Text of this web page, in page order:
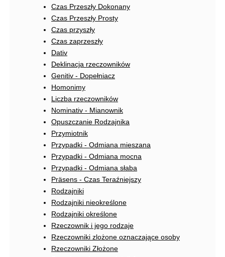
Czas Przeszły Dokonany
Czas Przeszły Prosty
Czas przyszły
Czas zaprzeszły
Dativ
Deklinacja rzeczowników
Genitiv - Dopełniacz
Homonimy
Liczba rzeczowników
Nominativ - Mianownik
Opuszczanie Rodzajnika
Przymiotnik
Przypadki - Odmiana mieszana
Przypadki - Odmiana mocna
Przypadki - Odmiana słaba
Präsens - Czas Teraźniejszy
Rodzajniki
Rodzajniki nieokreślone
Rodzajniki określone
Rzeczownik i jego rodzaje
Rzeczowniki zlożone oznaczające osoby
Rzeczowniki Złożone